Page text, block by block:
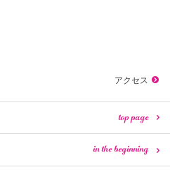
アクセス
top page
in the beginning